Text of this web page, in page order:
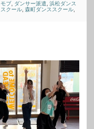
ブ ダンサー派遣 浜松ダンス
クール 森町ダンススクール